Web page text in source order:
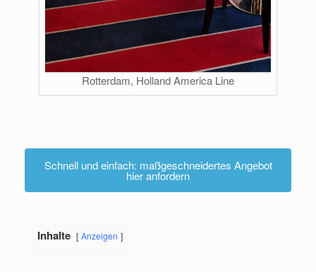
Rotterdam, Holland America Line
Schnell und einfach: maßgeschneidertes Angebot
hier anfordern
Inhalte Anzeigen